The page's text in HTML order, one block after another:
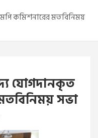
কমিশনারের মতবিনিময়
যোগদানকৃত
সভা